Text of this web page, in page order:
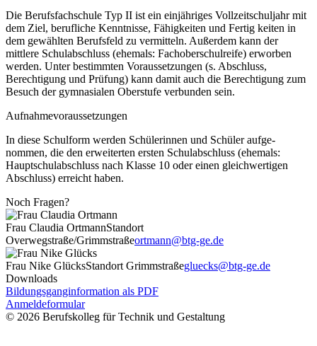
Die Berufsfachschule Typ II ist ein einjähriges Vollzeitschuljahr mit
dem Ziel, berufliche Kenntnisse, Fähigkeiten und Fertig­ keiten in
dem gewählten Berufsfeld zu vermitteln. Außerdem kann der
mittlere Schulabschluss (ehemals: Fachoberschulreife) er­worben
werden. Unter bestimmten Voraussetzungen (s. Ab­schluss,
Berechtigung und Prüfung) kann damit auch die Berechti­gung zum
Besuch der gymnasialen Oberstufe verbunden sein.
Aufnahmevoraussetzungen
In diese Schulform werden Schülerinnen und Schüler aufge­
nommen, die den erweiterten ersten Schulabschluss (ehemals:
Hauptschulabschluss nach Klasse 10 oder einen gleichwertigen
Abschluss) erreicht haben.
Noch Fragen?
Frau Claudia OrtmannStandort
Overwegstraße/Grimmstraßeortmann@btg-ge.de
Frau Nike GlücksStandort Grimmstraßegluecks@btg-ge.de
Downloads
Bildungsganginformation als PDF
Anmeldeformular
© 2026 Berufskolleg für Technik und Gestaltung